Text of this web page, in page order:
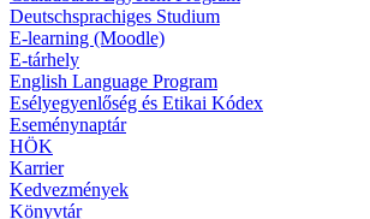
Deutschsprachiges Studium
E-learning (Moodle)
E-tárhely
English Language Program
Esélyegyenlőség és Etikai Kódex
Eseménynaptár
HÖK
Karrier
Kedvezmények
Könyvtár